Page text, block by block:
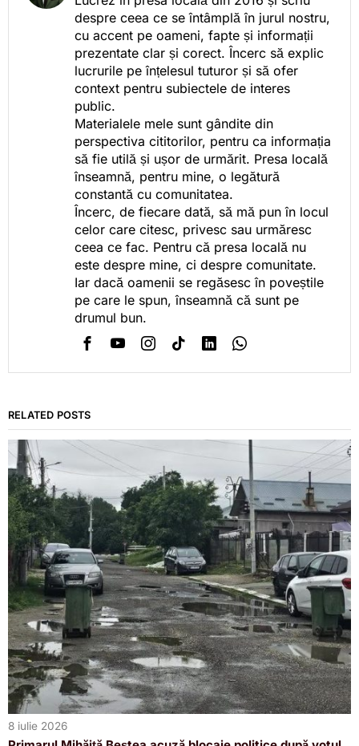
despre ceea ce se întâmplă în jurul nostru,
cu accent pe oameni, fapte și informații
prezentate clar și corect. Încerc să explic
lucrurile pe înțelesul tuturor și să ofer
context pentru subiectele de interes
public.
Materialele mele sunt gândite din
perspectiva cititorilor, pentru ca informația
să fie utilă și ușor de urmărit. Presa locală
înseamnă, pentru mine, o legătură
constantă cu comunitatea.
Încerc, de fiecare dată, să mă pun în locul
celor care citesc, privesc sau urmăresc
ceea ce fac. Pentru că presa locală nu
este despre mine, ci despre comunitate.
Iar dacă oamenii se regăsesc în poveștile
pe care le spun, înseamnă că sunt pe
drumul bun.
RELATED POSTS
8 iulie 2026